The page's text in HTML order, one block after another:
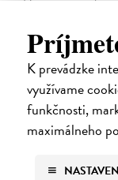
K prevádzke
využívame
funkčnosti,
maximálneho
Zasielame do 12
15,04 €
15,50 € ?